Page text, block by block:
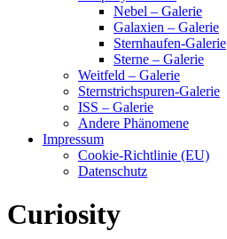
Nebel – Galerie
Galaxien – Galerie
Sternhaufen-Galerie
Sterne – Galerie
Weitfeld – Galerie
Sternstrichspuren-Galerie
ISS – Galerie
Andere Phänomene
Impressum
Cookie-Richtlinie (EU)
Datenschutz
Curiosity